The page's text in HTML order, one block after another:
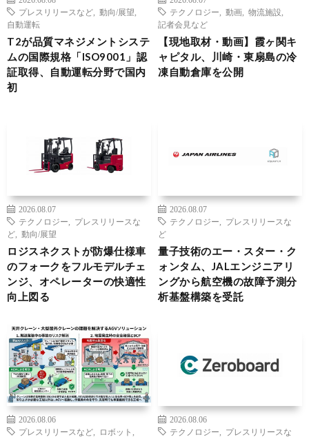
プレスリリースなど
動向/展望
自動運転
T2が品質マネジメントシステ
ムの国際規格「ISO9001」認
証取得、自動運転分野で国内
初
テクノロジー
動画 物流施設
記者会見など
【現地取材・動画】霞ヶ関キ
ャピタル、川崎・東扇島の冷
凍自動倉庫を公開
2026.08.07
テクノロジー
プレスリリースな
ど
動向/展望
ロジスネクストが防爆仕様車
のフォークをフルモデルチェ
ンジ、オペレーターの快適性
向上図る
2026.08.07
テクノロジー
プレスリリースな
ど
量子技術のエー・スター・ク
ォンタム、JALエンジニアリ
ングから航空機の故障予測分
析基盤構築を受託
2026.08.06
プレスリリースなど
ロボット
2026.08.06
テクノロジー
プレスリリースな